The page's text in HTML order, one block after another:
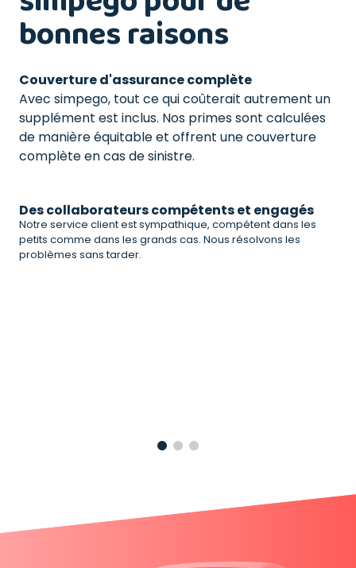
bonnes raisons
Couverture d'assurance complète
Avec simpego, tout ce qui coûterait autrement un
supplément est inclus. Nos primes sont calculées
de manière équitable et offrent une couverture
complète en cas de sinistre.
Des collaborateurs compétents et engagés
Notre service client est sympathique, compétent dans les
petits comme dans les grands cas. Nous résolvons les
problèmes sans tarder.